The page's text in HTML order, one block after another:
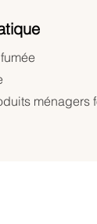
ménagers